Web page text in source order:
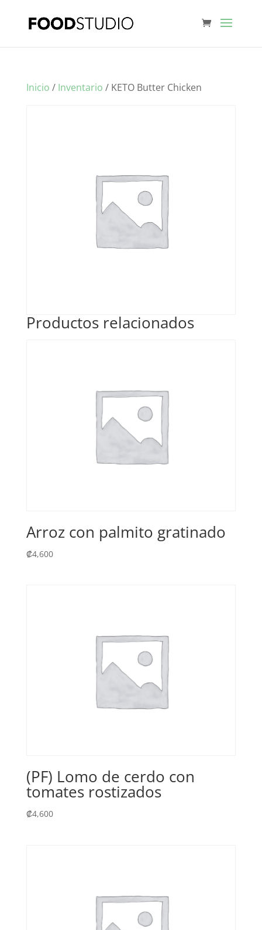
Inicio / Inventario / KETO Butter Chicken
Productos relacionados
Arroz con palmito gratinado
₡4,600
(PF) Lomo de cerdo con
tomates rostizados
₡4,600